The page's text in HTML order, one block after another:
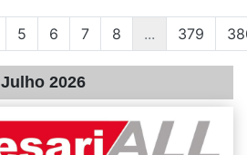
5 6 7 8 ... 379
Julho 2026